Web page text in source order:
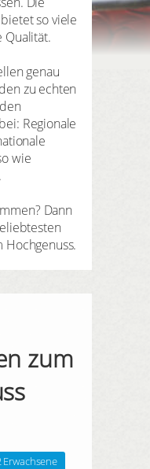
so viele
Qualität.
genau
zu echten
Regionale
wie
Dann
zum
Erwachsene